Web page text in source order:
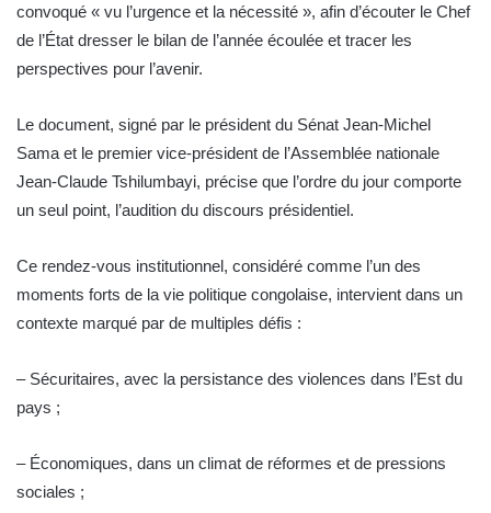
convoqué « vu l’urgence et la nécessité », afin d’écouter le Chef
de l’État dresser le bilan de l’année écoulée et tracer les
perspectives pour l’avenir.
Le document, signé par le président du Sénat Jean-Michel
Sama et le premier vice-président de l’Assemblée nationale
Jean-Claude Tshilumbayi, précise que l’ordre du jour comporte
un seul point, l’audition du discours présidentiel.
Ce rendez-vous institutionnel, considéré comme l’un des
moments forts de la vie politique congolaise, intervient dans un
contexte marqué par de multiples défis :
– Sécuritaires, avec la persistance des violences dans l’Est du
pays ;
– Économiques, dans un climat de réformes et de pressions
sociales ;